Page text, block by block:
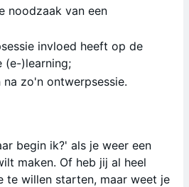
noodzaak van een
invloed heeft op de
(e-)learning;
zo'n ontwerpsessie.
begin ik?' als je weer een
maken. Of heb jij al heel
te willen starten, maar weet je